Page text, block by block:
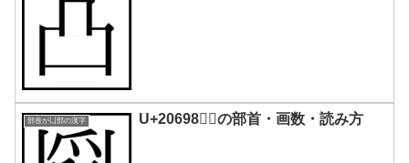
部首が凵部の漢字 U+20698｜𠚘の部首・画数・読み方